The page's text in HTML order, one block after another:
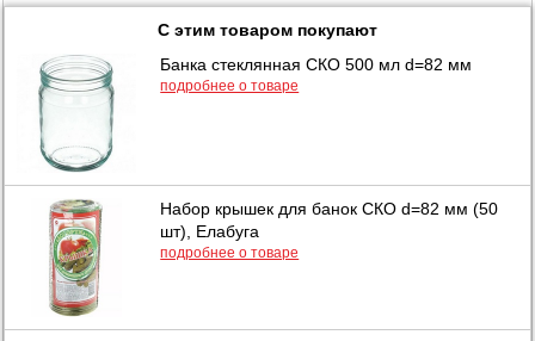
С этим товаром покупают
Банка стеклянная СКО 500 мл d=82 мм
подробнее о товаре
Набор крышек для банок СКО d=82 мм (50
шт), Елабуга
подробнее о товаре